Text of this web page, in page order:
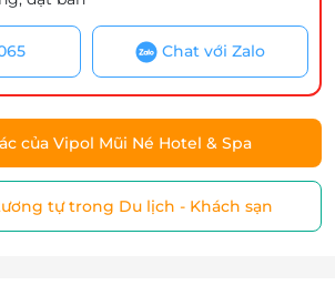
Chat với Zalo
của Vipol Mũi Né Hotel & Spa
tự trong Du lịch - Khách sạn